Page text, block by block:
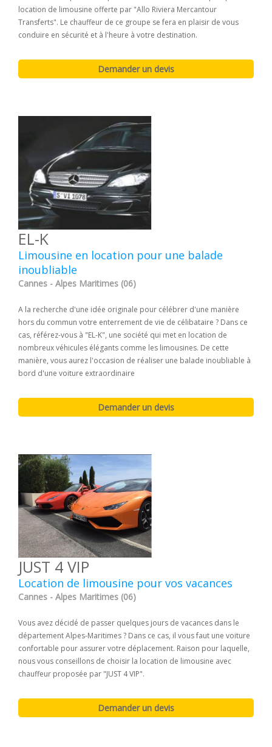
location de limousine offerte par "Allo Riviera Mercantour
Transferts". Le chauffeur de ce groupe se fera en plaisir de vous
conduire en sécurité et à l'heure à votre destination.
EL-K
Limousine en location pour une balade
inoubliable
Cannes - Alpes Maritimes (06)
A la recherche d'une idée originale pour célébrer d'une manière
hors du commun votre enterrement de vie de célibataire ? Dans ce
cas, référez-vous à "EL-K", une société qui met en location de
nombreux véhicules élégants comme les limousines. De cette
manière, vous aurez l'occasion de réaliser une balade inoubliable à
bord d'une voiture extraordinaire
JUST 4 VIP
Location de limousine pour vos vacances
Cannes - Alpes Maritimes (06)
Vous avez décidé de passer quelques jours de vacances dans le
département Alpes-Maritimes ? Dans ce cas, il vous faut une voiture
confortable pour assurer votre déplacement. Raison pour laquelle,
nous vous conseillons de choisir la location de limousine avec
chauffeur proposée par "JUST 4 VIP".